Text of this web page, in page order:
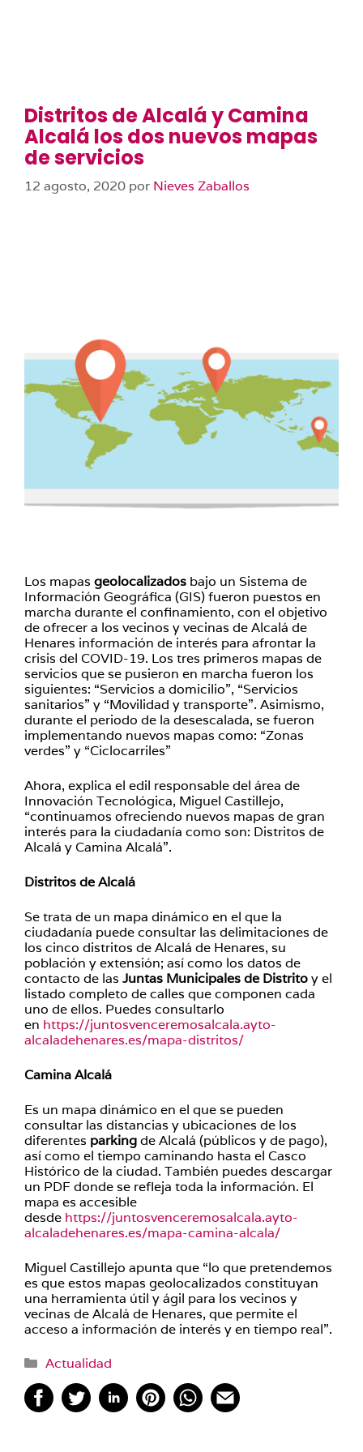
Distritos de Alcalá y Camina
Alcalá los dos nuevos mapas
de servicios
12 agosto, 2020 por Nieves Zaballos
Los mapas geolocalizados bajo un Sistema de
Información Geográfica (GIS) fueron puestos en
marcha durante el confinamiento, con el objetivo
de ofrecer a los vecinos y vecinas de Alcalá de
Henares información de interés para afrontar la
crisis del COVID-19. Los tres primeros mapas de
servicios que se pusieron en marcha fueron los
siguientes: “Servicios a domicilio”, “Servicios
sanitarios” y “Movilidad y transporte”. Asimismo,
durante el periodo de la desescalada, se fueron
implementando nuevos mapas como: “Zonas
verdes” y “Ciclocarriles”
Ahora, explica el edil responsable del área de
Innovación Tecnológica, Miguel Castillejo,
“continuamos ofreciendo nuevos mapas de gran
interés para la ciudadanía como son: Distritos de
Alcalá y Camina Alcalá”.
Distritos de Alcalá
Se trata de un mapa dinámico en el que la
ciudadanía puede consultar las delimitaciones de
los cinco distritos de Alcalá de Henares, su
población y extensión; así como los datos de
contacto de las Juntas Municipales de Distritoy el
listado completo de calles que componen cada
uno de ellos. Puedes consultarlo
en https://juntosvenceremosalcala.ayto-
alcaladehenares.es/mapa-distritos/
Camina Alcalá
Es un mapa dinámico en el que se pueden
consultar las distancias y ubicaciones de los
diferentes parkingde Alcalá (públicos y de pago),
así como el tiempo caminando hasta el Casco
Histórico de la ciudad. También puedes descargar
un PDF donde se refleja toda la información. El
mapa es accesible
desde https://juntosvenceremosalcala.ayto-
alcaladehenares.es/mapa-camina-alcala/
Miguel Castillejo apunta que “lo que pretendemos
es que estos mapas geolocalizados constituyan
una herramienta útil y ágil para los vecinos y
vecinas de Alcalá de Henares, que permite el
acceso a información de interés y en tiempo real”.
Categorías
Actualidad